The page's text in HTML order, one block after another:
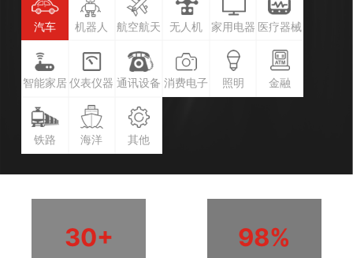
汽车 机器人 航空航天 无人机 家用电器 医疗器械
智能家居 仪表仪器 通讯设备 消费电子 照明 金融
铁路 海洋 其他
30+ 98%